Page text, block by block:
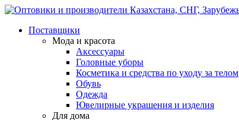
Поставщики
Мода и красота
Аксессуары
Головные уборы
Косметика и средства по уходу за телом
Обувь
Одежда
Ювелирные украшения и изделия
Для дома